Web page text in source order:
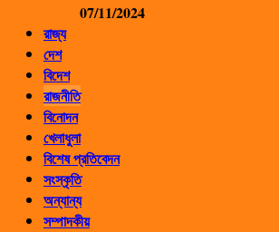
07/11/2024
রাজ্য
দেশ
বিদেশ
রাজনীতি
বিনোদন
খেলাধুলা
বিশেষ প্রতিবেদন
সংস্কৃতি
অন্যান্য
সম্পাদকীয়